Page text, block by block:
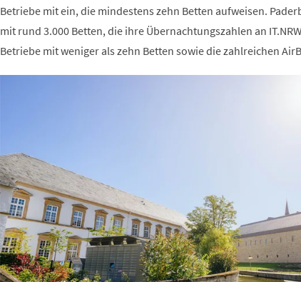
Betriebe mit ein, die mindestens zehn Betten aufweisen.
mit rund 3.000 Betten, die ihre Übernachtungszahlen an
Betriebe mit weniger als zehn Betten sowie die zahlreichen